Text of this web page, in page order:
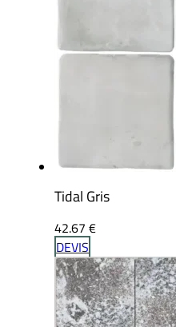
Tidal Gris
42.67 €
DEVIS